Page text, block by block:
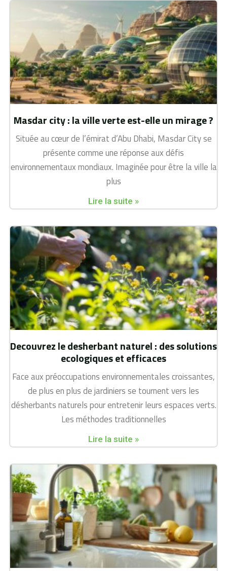
Masdar city : la ville verte est-elle un mirage ?
Située au cœur de l’émirat d’Abu Dhabi, Masdar City se
présente comme une réponse aux défis
environnementaux mondiaux. Imaginée pour être la ville la
plus
Lire la suite »
Decouvrez le desherbant naturel : des solutions
ecologiques et efficaces
Face aux préoccupations environnementales croissantes,
de plus en plus de jardiniers se tournent vers les
désherbants naturels pour entretenir leurs espaces verts.
Les méthodes traditionnelles
Lire la suite »